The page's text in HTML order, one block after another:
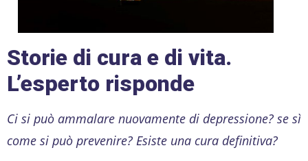
Storie di cura e di vita.
L’esperto risponde
Ci si può ammalare nuovamente di depressione? se sì
come si può prevenire? Esiste una cura definitiva?